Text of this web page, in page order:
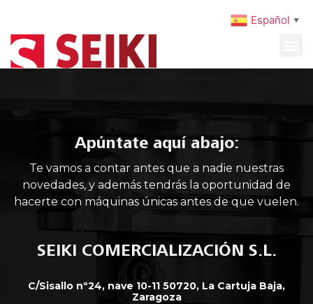
Apúntate aquí abajo:
Te vamos a contar antes que a nadie nuestras
novedades, y además tendrás la oportunidad de
hacerte con máquinas únicas antes de que vuelen.
SEIKI COMERCIALIZACIÓN S.L.
C/Sisallo nº24, nave 10-11 50720, La Cartuja Baja,
Zaragoza
Español ▼